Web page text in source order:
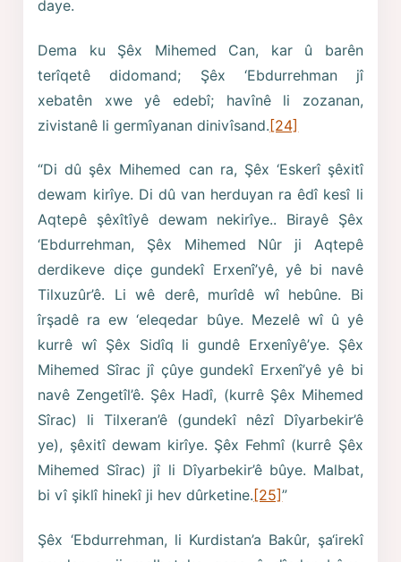
daye.
Dema ku Şêx Mihemed Can, kar û barên
terîqetê didomand; Şêx ‘Ebdurrehman jî
xebatên xwe yê edebî; havînê li zozanan,
zivistanê li germîyanan dinivîsand.[24]
“Di dû şêx Mihemed can ra, Şêx ‘Eskerî şêxitî
dewam kirîye. Di dû van herduyan ra êdî kesî li
Aqtepê şêxîtîyê dewam nekirîye.. Birayê Şêx
‘Ebdurrehman, Şêx Mihemed Nûr ji Aqtepê
derdikeve diçe gundekî Erxenî’yê, yê bi navê
Tilxuzûr’ê. Li wê derê, murîdê wî hebûne. Bi
îrşadê ra ew ‘eleqedar bûye. Mezelê wî û yê
kurrê wî Şêx Sidîq li gundê Erxenîyê’ye. Şêx
Mihemed Sîrac jî çûye gundekî Erxenî’yê yê bi
navê Zengetîl’ê. Şêx Hadî, (kurrê Şêx Mihemed
Sîrac) li Tilxeran’ê (gundekî nêzî Dîyarbekir’ê
ye), şêxitî dewam kirîye. Şêx Fehmî (kurrê Şêx
Mihemed Sîrac) jî li Dîyarbekir’ê bûye. Malbat,
bi vî şiklî hinekî ji hev dûrketine. [25]”
Şêx ‘Ebdurrehman, li Kurdistan’a Bakûr, şa‘irekî